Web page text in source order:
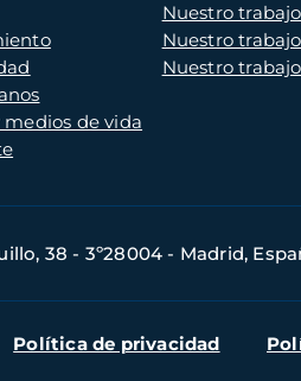
de vida
Nuestro
Nuestro
Nuestro
38 - 3º28004 - Madrid,
Política de privacidad